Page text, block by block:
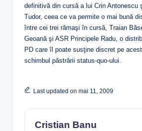
definitivă din cursă a lui Crin Antonescu
Tudor, ceea ce va permite o mai bună
între cei trei rămaşi în cursă, Traian
Geoană şi ASR Principele Radu, o
PD care îl poate susţine discret pe
schimbul păstrării status-quo-ului.
Last updated on mai 11, 2009
Cristian Banu